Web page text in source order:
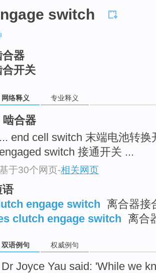
switch
合器
合开关
网络释义 专业释义
啮合器
... end cell switch 末端电池转
engaged switch 接通开关 ...
基于30个网页-相关网页
语
engage switch 离合器接
clutch engage switch 离合
双语例句 权威例句
Dr Joyce Yau said: 'While we